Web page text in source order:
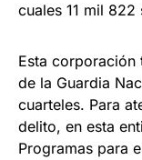
cuales 11 mil
Esta corporación
de la Guardia
cuarteles. Para
delito, en esta
Programas para